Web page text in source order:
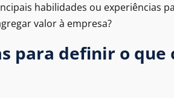
habilidades ou experiências
valor à empresa?
para definir o